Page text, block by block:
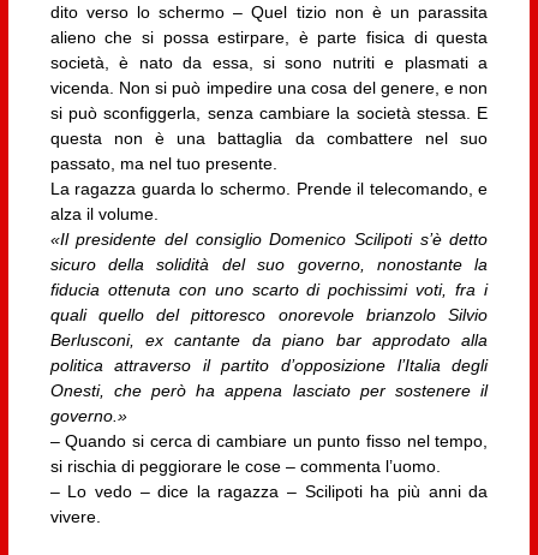
dito verso lo schermo – Quel tizio non è un parassita
alieno che si possa estirpare, è parte fisica di questa
società, è nato da essa, si sono nutriti e plasmati a
vicenda. Non si può impedire una cosa del genere, e non
si può sconfiggerla, senza cambiare la società stessa. E
questa non è una battaglia da combattere nel suo
passato, ma nel tuo presente.
La ragazza guarda lo schermo. Prende il telecomando, e
alza il volume.
«Il presidente del consiglio Domenico Scilipoti s’è detto
sicuro della solidità del suo governo, nonostante la
fiducia ottenuta con uno scarto di pochissimi voti, fra i
quali quello del pittoresco onorevole brianzolo Silvio
Berlusconi, ex cantante da piano bar approdato alla
politica attraverso il partito d’opposizione l’Italia degli
Onesti, che però ha appena lasciato per sostenere il
governo.»
– Quando si cerca di cambiare un punto fisso nel tempo,
si rischia di peggiorare le cose – commenta l’uomo.
– Lo vedo – dice la ragazza – Scilipoti ha più anni da
vivere.